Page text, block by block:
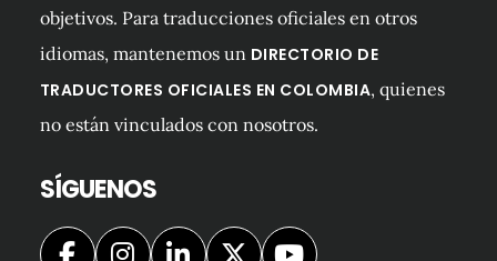
objetivos. Para traducciones oficiales en otros
idiomas, mantenemos un DIRECTORIO DE
TRADUCTORES OFICIALES EN COLOMBIA, quienes
no están vinculados con nosotros.
SÍGUENOS